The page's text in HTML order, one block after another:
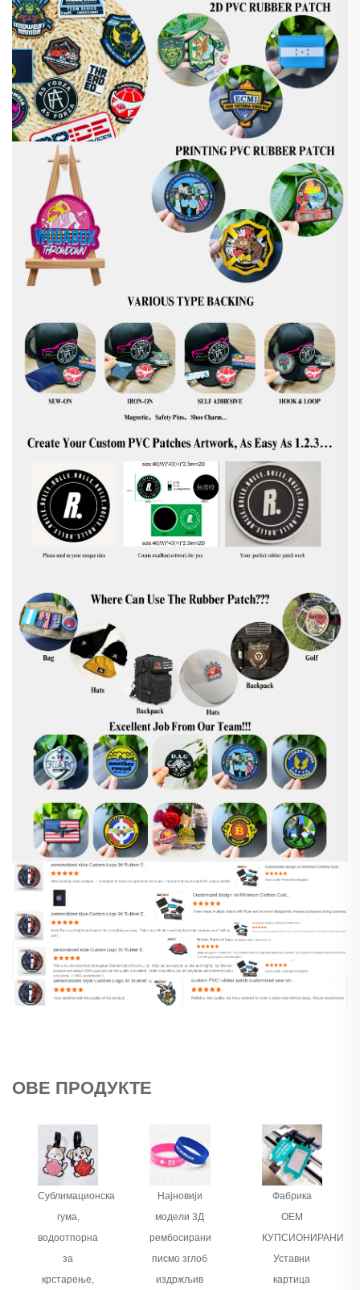
ОВЕ ПРОДУКТЕ
Сублимационска
гума,
водоотпорна
за
крстарење,
Најновији
модели 3Д
рембосирани
писмо зглоб
издржљив
Фабрика
ОЕМ
КУПСИОНИРАНИ
Уставни
картица